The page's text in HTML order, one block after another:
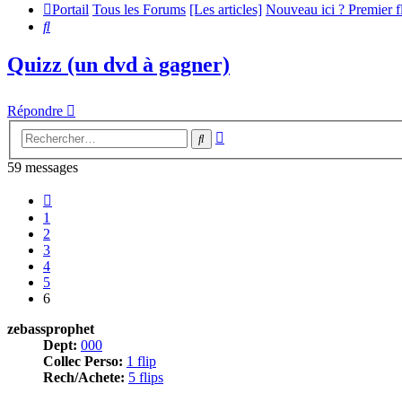
Portail Tous les Forums [Les articles] Nouveau ici ? Premier
Rechercher
Quizz (un dvd à gagner)
Répondre
Rechercher
59 messages
1
2
3
4
5
6
zebassprophet
Dept: 000
Collec Perso: 1 flip
Rech/Achete: 5 flips